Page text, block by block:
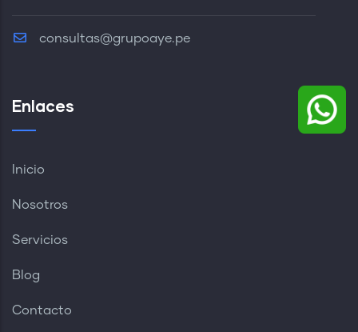
consultas@grupoaye.pe
Enlaces
Inicio
Nosotros
Servicios
Blog
Contacto